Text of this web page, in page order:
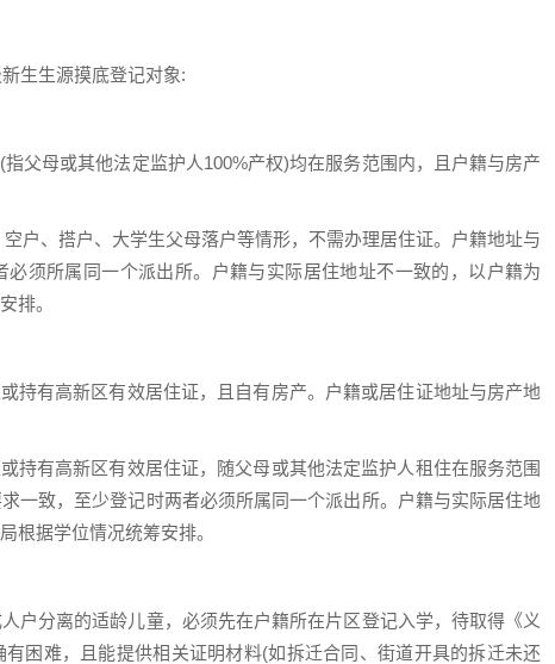
生生源摸底登记对象:
母或其他法定监护人100%产权)均在服务范围内，且户籍与房产
、搭户、大学生父母落户等情形，不需办理居住证。户籍地址与
须所属同一个派出所。户籍与实际居住地址不一致的，以户籍为
排。
有高新区有效居住证，且自有房产。户籍或居住证地址与房产地
有高新区有效居住证，随父母或其他法定监护人租住在服务范围
一致，至少登记时两者必须所属同一个派出所。户籍与实际居住地
根据学位情况统筹安排。
分离的适龄儿童，必须先在户籍所在片区登记入学，待取得《义
困难，且能提供相关证明材料(如拆迁合同、街道开具的拆迁未还